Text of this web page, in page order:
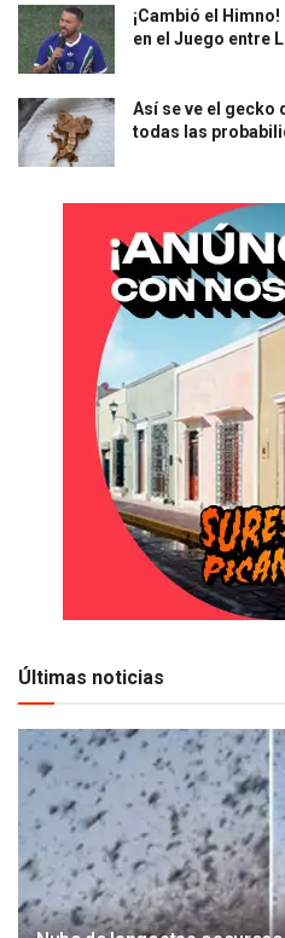
¡Cambió el
en el Juego entre
Así se ve el gecko
todas las
Últimas noticias